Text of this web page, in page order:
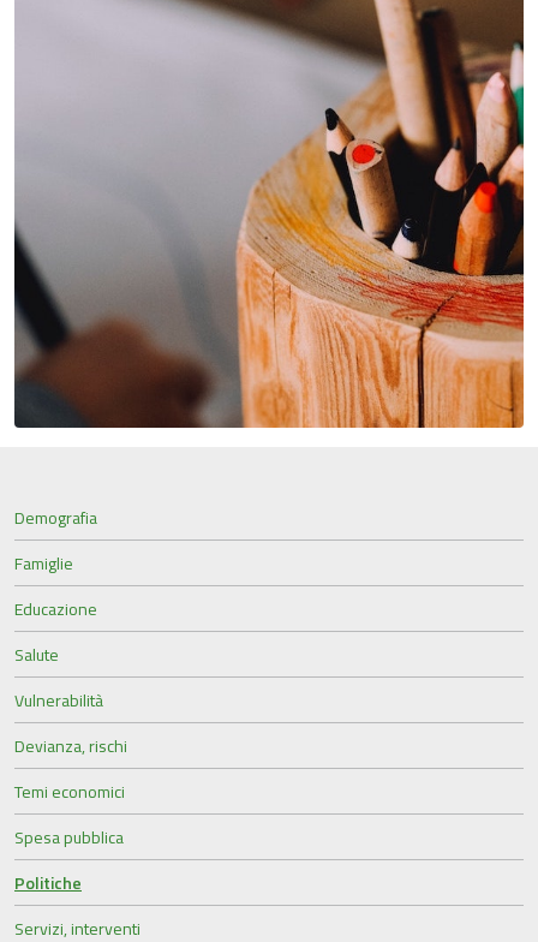
Demografia
Famiglie
Educazione
Salute
Vulnerabilità
Devianza, rischi
Temi economici
Spesa pubblica
Politiche
Servizi, interventi